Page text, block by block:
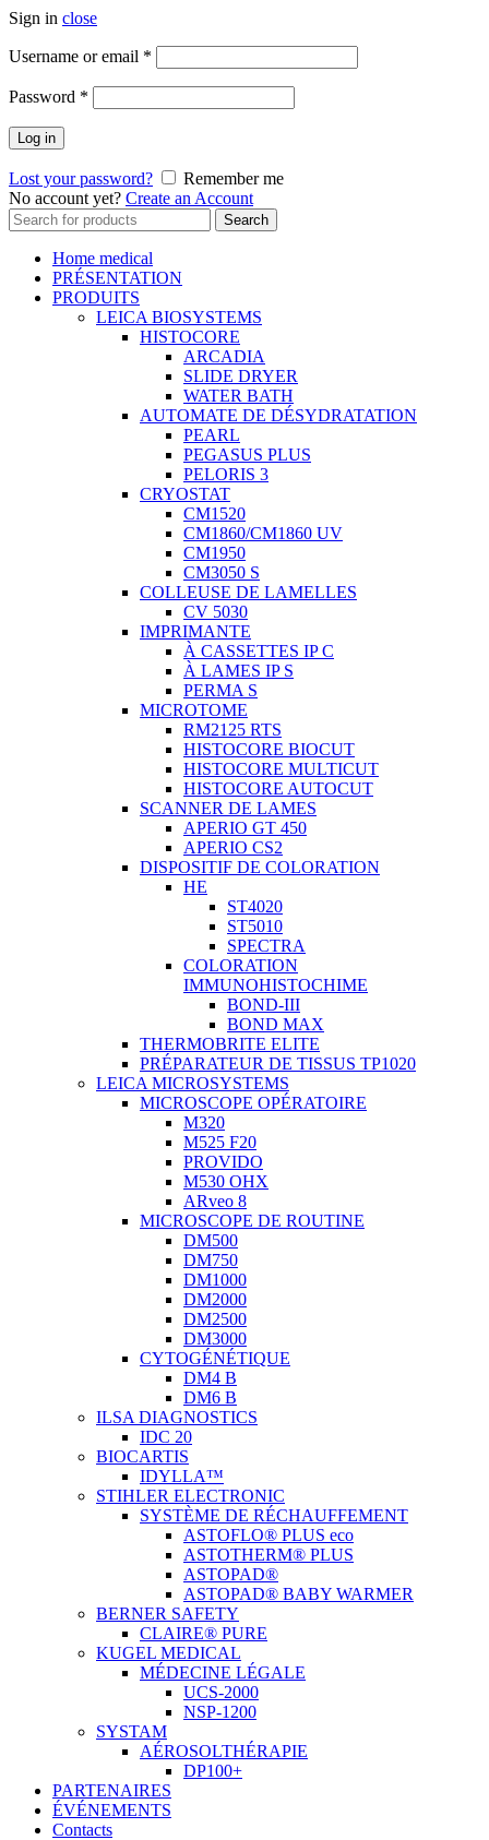
Sign in close
Username or email *
Password *
Log in
Lost your password?
Remember me
No account yet? Create an Account
Search
for:
Search
Home medical
PRÉSENTATION
PRODUITS
LEICA BIOSYSTEMS
HISTOCORE
ARCADIA
SLIDE DRYER
WATER BATH
AUTOMATE DE DÉSYDRATATION
PEARL
PEGASUS PLUS
PELORIS 3
CRYOSTAT
CM1520
CM1860/CM1860 UV
CM1950
CM3050 S
COLLEUSE DE LAMELLES
CV 5030
IMPRIMANTE
À CASSETTES IP C
À LAMES IP S
PERMA S
MICROTOME
RM2125 RTS
HISTOCORE BIOCUT
HISTOCORE MULTICUT
HISTOCORE AUTOCUT
SCANNER DE LAMES
APERIO GT 450
APERIO CS2
DISPOSITIF DE COLORATION
HE
ST4020
ST5010
SPECTRA
COLORATION
IMMUNOHISTOCHIME
BOND-III
BOND MAX
THERMOBRITE ELITE
PRÉPARATEUR DE TISSUS TP1020
LEICA MICROSYSTEMS
MICROSCOPE OPÉRATOIRE
M320
M525 F20
PROVIDO
M530 OHX
ARveo 8
MICROSCOPE DE ROUTINE
DM500
DM750
DM1000
DM2000
DM2500
DM3000
CYTOGÉNÉTIQUE
DM4 B
DM6 B
ILSA DIAGNOSTICS
IDC 20
BIOCARTIS
IDYLLA™
STIHLER ELECTRONIC
SYSTÈME DE RÉCHAUFFEMENT
ASTOFLO® PLUS eco
ASTOTHERM® PLUS
ASTOPAD®
ASTOPAD® BABY WARMER
BERNER SAFETY
CLAIRE® PURE
KUGEL MEDICAL
MÉDECINE LÉGALE
UCS-2000
NSP-1200
SYSTAM
AÉROSOLTHÉRAPIE
DP100+
PARTENAIRES
ÉVÉNEMENTS
Contacts